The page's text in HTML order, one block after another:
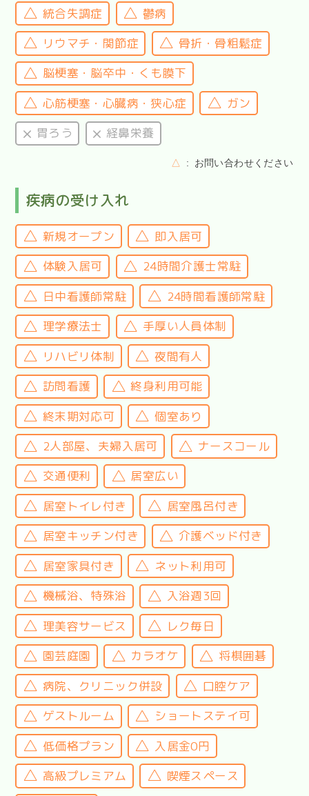
統合失調症
鬱病
リウマチ・関節症
骨折・骨粗鬆症
脳梗塞・脳卒中・くも膜下
心筋梗塞・心臓病・狭心症
ガン
胃ろう
経鼻栄養
△ お問い合わせください
疾病の受け入れ
新規オープン
即入居可
体験入居可
24時間介護士常駐
日中看護師常駐
24時間看護師常駐
理学療法士
手厚い人員体制
リハビリ体制
夜間有人
訪問看護
終身利用可能
終末期対応可
個室あり
2人部屋、夫婦入居可
ナースコール
交通便利
居室広い
居室トイレ付き
居室風呂付き
居室キッチン付き
介護ベッド付き
居室家具付き
ネット利用可
機械浴、特殊浴
入浴週3回
理美容サービス
レク毎日
園芸庭園
カラオケ
将棋囲碁
病院、クリニック併設
口腔ケア
ゲストルーム
ショートステイ可
低価格プラン
入居金0円
高級プレミアム
喫煙スペース